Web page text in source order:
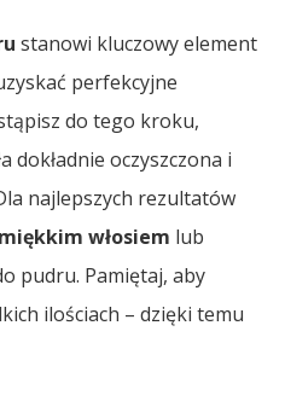
stanowi kluczowy element
perfekcyjne
do tego kroku,
dokładnie oczyszczona i
najlepszych rezultatów
włosiem lub
pudru. Pamiętaj, aby
ilościach – dzięki temu